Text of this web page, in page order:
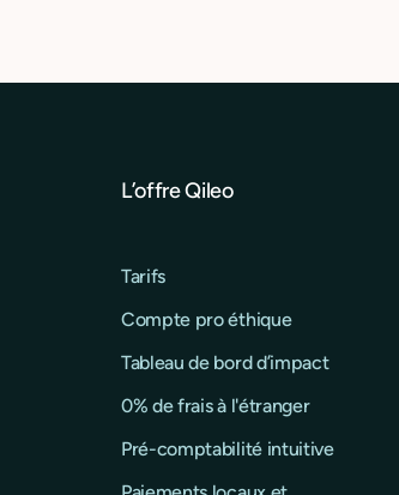
L’offre Qileo
Tarifs
Compte pro éthique
Tableau de bord d’impact
0% de frais à l'étranger
Pré-comptabilité intuitive